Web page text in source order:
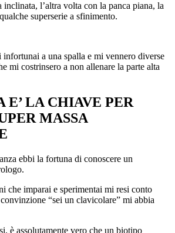
l’altra volta con la panca piana, la
superserie a sfinimento.
a una spalla e mi vennero diverse
mi costrinsero a non allenare la parte alta
E’ LA CHIAVE PER
MASSA
ebbi la fortuna di conoscere un
che imparai e sperimentai mi resi conto
“sei un clavicolare” mi abbia
è assolutamente vero che un biotipo